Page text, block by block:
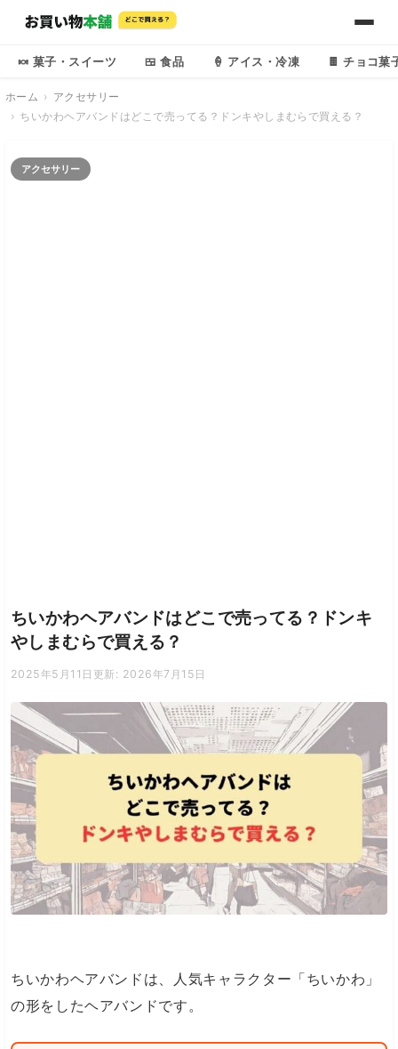
🍬 菓子・スイーツ 🍱 食品 🍦 アイス・冷凍 🍫 チョコ菓
ホーム
アクセサリー
ちいかわヘアバンドはどこで売ってる？ドンキやしまむらで買える？
アクセサリー
ちいかわヘアバンドはどこで売ってる？ドンキ
やしまむらで買える？
2025年5月11日 更新: 2026年7月15日
ちいかわヘアバンドは、人気キャラクター「ちいかわ」
の形をしたヘアバンドです。